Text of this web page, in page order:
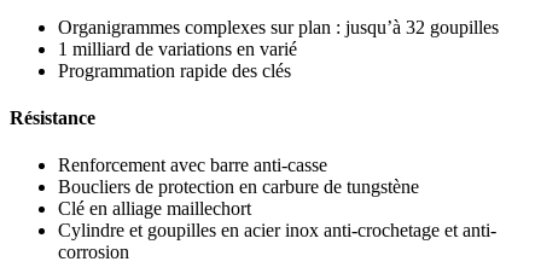
Organigrammes complexes sur plan : jusqu’à 32 goupilles
1 milliard de variations en varié
Programmation rapide des clés
Résistance
Renforcement avec barre anti-casse
Boucliers de protection en carbure de tungstène
Clé en alliage maillechort
Cylindre et goupilles en acier inox anti-crochetage et anti-
corrosion